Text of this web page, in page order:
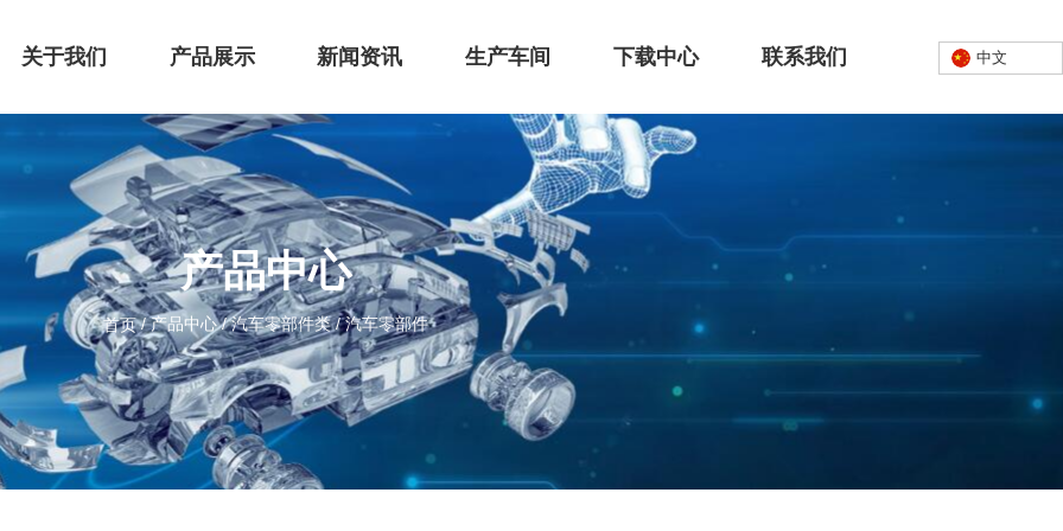
关于我们 产品展示 新闻资讯 生产车间 下载中心 联系我们 中文
产品中心
首页/产品中心 /汽车零部件类 /汽车零部件